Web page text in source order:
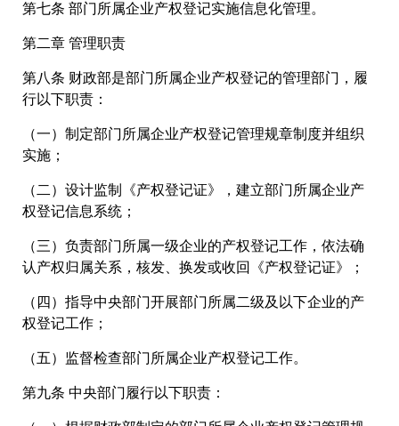
第七条 部门所属企业产权登记实施信息化管理。
第二章 管理职责
第八条 财政部是部门所属企业产权登记的管理部门，履
行以下职责：
（一）制定部门所属企业产权登记管理规章制度并组织
实施；
（二）设计监制《产权登记证》，建立部门所属企业产
权登记信息系统；
（三）负责部门所属一级企业的产权登记工作，依法确
认产权归属关系，核发、换发或收回《产权登记证》；
（四）指导中央部门开展部门所属二级及以下企业的产
权登记工作；
（五）监督检查部门所属企业产权登记工作。
第九条 中央部门履行以下职责：